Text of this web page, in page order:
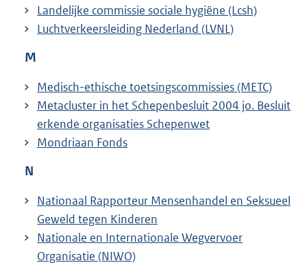
Landelijke commissie sociale hygiëne (Lcsh)
Luchtverkeersleiding Nederland (LVNL)
M
Medisch-ethische toetsingscommissies (METC)
Metacluster in het Schepenbesluit 2004 jo. Besluit
erkende organisaties Schepenwet
Mondriaan Fonds
N
Nationaal Rapporteur Mensenhandel en Seksueel
Geweld tegen Kinderen
Nationale en Internationale Wegvervoer
Organisatie (NIWO)